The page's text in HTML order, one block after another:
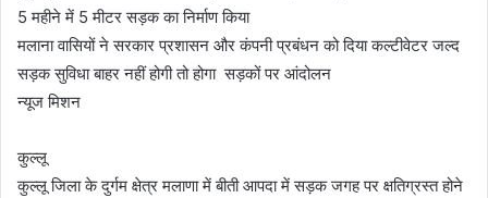
5 महीने में 5 मीटर सड़क का निर्माण किया
मलाना वासियों ने सरकार प्रशासन और कंपनी प्रबंधन को दिया कल्टीवेटर जल्द
सड़क सुविधा बाहर नहीं होगी तो होगा सड़कों पर आंदोलन
न्यूज मिशन
कुल्लू
कुल्लू जिला के दुर्गम क्षेत्र मलाणा में बीती आपदा में सड़क जगह पर क्षतिग्रस्त होने